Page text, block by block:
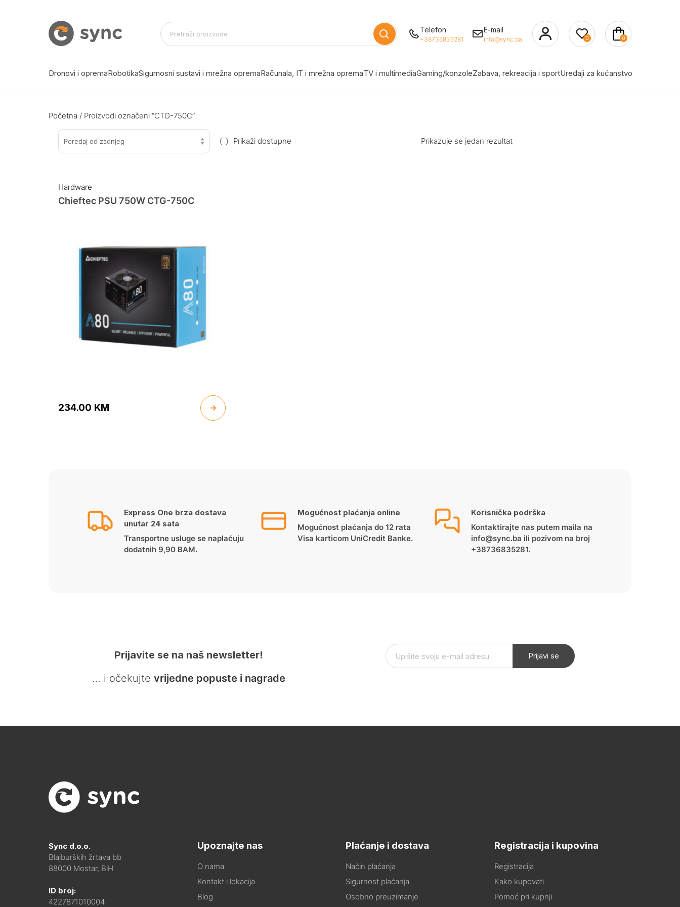
Telefon
+38736835281
E-mail
info@sync.ba 0 0
Dronovi i opremaRobotikaSigurnosni sustavi i mrežna opremaRačunala, IT i mrežna opremaTV i multimediaGaming/konzoleZabava, rekreacija i sportUređaji za kućanstvo
Početna / Proizvodi označeni “CTG-750C”
Poredaj od zadnjeg Prikaži dostupne Prikazuje se jedan rezultat
Hardware
Chieftec PSU 750W CTG-750C
234.00 KM
Express One brza dostava
unutar 24 sata
Transportne usluge se naplaćuju
dodatnih 9,90 BAM.
Mogućnost plaćanja online
Mogućnost plaćanja do 12 rata
Visa karticom UniCredit Banke.
Korisnička podrška
Kontaktirajte nas putem maila na
info@sync.ba ili pozivom na broj
+38736835281.
Prijavite se na naš newsletter!
… i očekujte vrijedne popuste i nagrade
Prijavi se
Sync d.o.o.
Blajburških žrtava bb
88000 Mostar, BiH
ID broj:
4227871010004
Upoznajte nas
O nama
Kontakt i lokacija
Blog
Plaćanje i dostava
Način plaćanja
Sigurnost plaćanja
Osobno preuzimanje
Registracija i kupovina
Registracija
Kako kupovati
Pomoć pri kupnji